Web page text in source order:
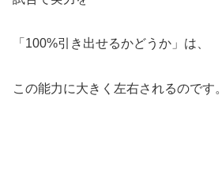
「100%引き出せるかどうか」は、
この能力に大きく左右されるのです。